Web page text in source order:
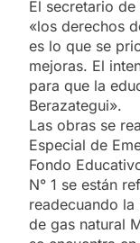
El secretario
«los derechos
es lo que se
mejoras. El
para que la
Berazategui».
Las obras se
Especial de
Fondo
N° 1 se están
readecuando
de gas natural